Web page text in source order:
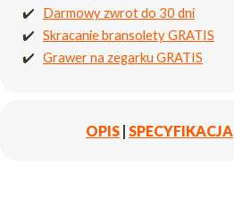
✔️ Darmowy zwrot do 30 dni
✔️ Skracanie bransolety GRATIS
✔️ Grawer na zegarku GRATIS
OPIS SPECYFIKACJA